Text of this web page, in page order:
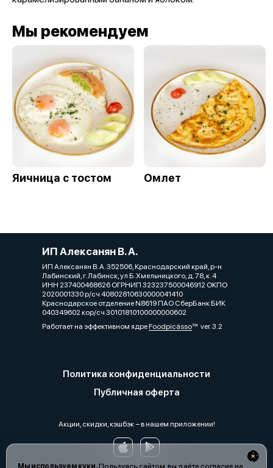
Мы используем куки.Пользуясь сайтом, вы даёте согласие на
Мы рекомендуем
Яичница с тостом Омлет
ИП Алексанян В. А.
ИП Алексанян В. А. 352506, Краснодарский край, р-н
Лабинский, г. Лабинск, ул Б.Хмельницкого, д. 78, к. 4
ИНН 237400468626 ОГРНИП 323237500046912 ОКПО
2020001330 р/сч 40802810630000041410
Краснодарское отделение N8619 ПАО СберБанк БИК
040349602 кор/сч 30101810100000000602
Работает на эффективном ядреFoodpicássover. 3.2
Политика конфиденциальности
Публичная оферта
Акции, скидки, кэшбэк − в нашем приложении!